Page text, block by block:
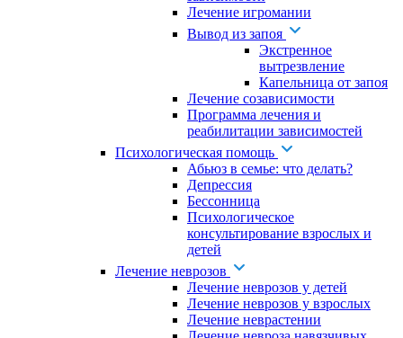
Лечение игромании
Вывод из запоя
Экстренное
вытрезвление
Капельница от запоя
Лечение созависимости
Программа лечения и
реабилитации зависимостей
Психологическая помощь
Абьюз в семье: что делать?
Депрессия
Бессонница
Психологическое
консультирование взрослых и
детей
Лечение неврозов
Лечение неврозов у детей
Лечение неврозов у взрослых
Лечение неврастении